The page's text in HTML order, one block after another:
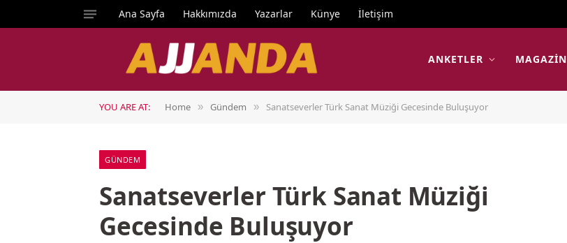
Ana Sayfa Hakkımızda Yazarlar Künye İletişim
ANKETLER MAGAZIN
YOU ARE AT: Home » Gündem » Sanatseverler Türk Sanat Müziği Gecesinde Buluşuyor
GÜNDEM
Sanatseverler Türk Sanat Müziği
Gecesinde Buluşuyor